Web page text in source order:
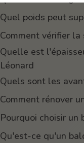
Quel poids peut
Comment vérifier
Quelle est
Léonard
Quels sont les
Comment rénover
Pourquoi choisir un
Qu'est-ce qu'un